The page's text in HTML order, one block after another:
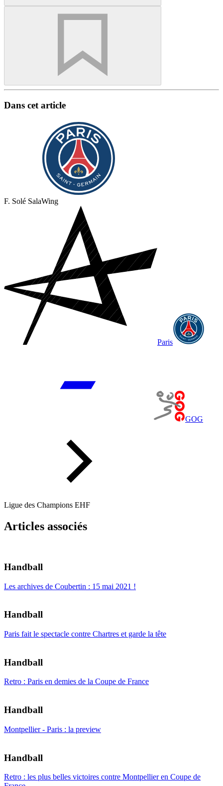
Dans cet article
F. Solé SalaWing
Paris
GOG
Ligue des Champions EHF
Articles associés
Handball
Les archives de Coubertin : 15 mai 2021 !
Handball
Paris fait le spectacle contre Chartres et garde la tête
Handball
Retro : Paris en demies de la Coupe de France
Handball
Montpellier - Paris : la preview
Handball
Retro : les plus belles victoires contre Montpellier en Coupe de